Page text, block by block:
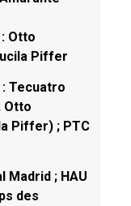
Otto
Piffer
Tecuatro
Otto
Piffer) ; PTC
Madrid ; HAU
des